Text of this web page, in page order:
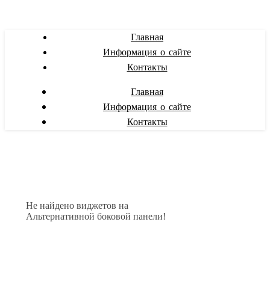
Главная
Информация о сайте
Контакты
Главная
Информация о сайте
Контакты
Не найдено виджетов на
Альтернативной боковой панели!